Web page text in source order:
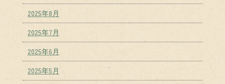
2025年8月
2025年7月
2025年6月
2025年5月